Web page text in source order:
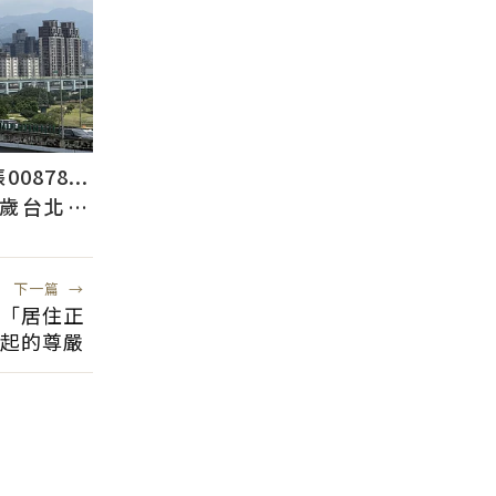
00878...
台北人
下一篇 →
居住正
的尊嚴